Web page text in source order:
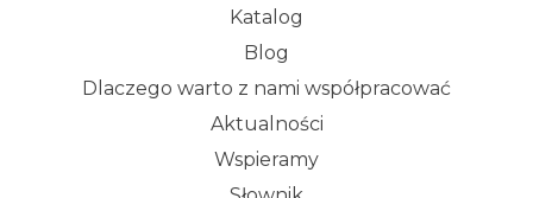
Katalog
Blog
Dlaczego warto z nami współpracować
Aktualności
Wspieramy